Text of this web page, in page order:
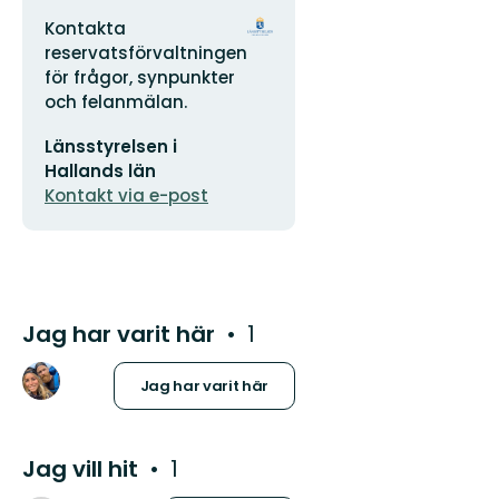
Adress
Kontakta
reservatsförvaltningen
för frågor, synpunkter
och felanmälan.
postadress
Länsstyrelsen i
Hallands län
Kontakt via e-post
Organisationens
Jag har varit här 1
Jag har varit här
Jag vill hit 1